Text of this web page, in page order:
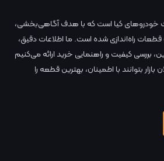
کیا است که با هدف آگاهی‌بخشی،
راه‌اندازی شده است. ما اطلاعات دقیق،
بررسی کیفیت و راهنمایی خرید ارائه می‌کنیم
بتوانند با اطمینان، بهترین قطعه را